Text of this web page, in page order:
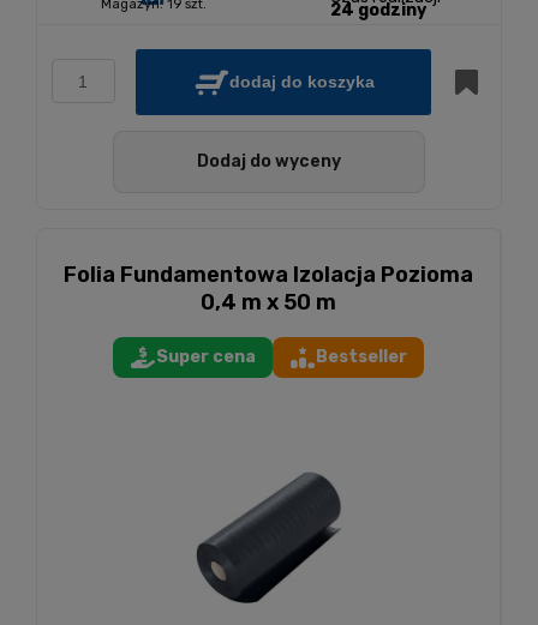
Magazyn: 19 szt. 24 godziny
dodaj do koszyka
Dodaj do wyceny
Folia Fundamentowa Izolacja Pozioma
0,4 m x 50 m
Super cena Bestseller